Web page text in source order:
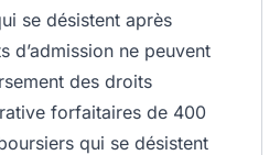
se désistent après
d’admission ne peuvent
des droits
forfaitaires de 400
qui se désistent